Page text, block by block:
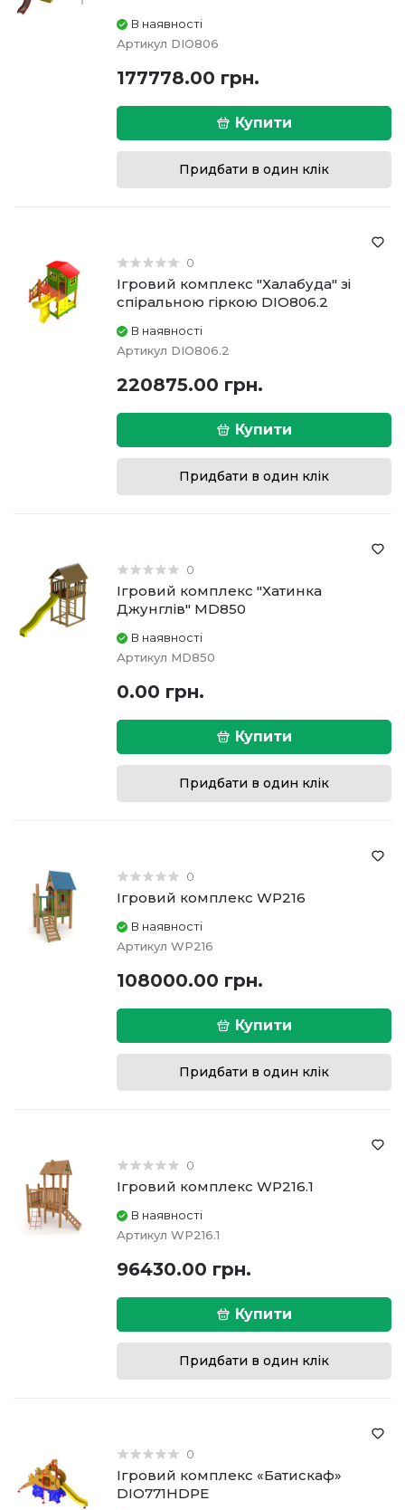
В наявності
Артикул DIO806
177778.00 грн.
Купити
Придбати в один клік
0
Ігровий комплекс "Халабуда" зі
спіральною гіркою DIO806.2
В наявності
Артикул DIO806.2
220875.00 грн.
Купити
Придбати в один клік
0
Ігровий комплекс "Хатинка
Джунглів" MD850
В наявності
Артикул MD850
0.00 грн.
Купити
Придбати в один клік
0
Ігровий комплекс WP216
В наявності
Артикул WP216
108000.00 грн.
Купити
Придбати в один клік
0
Ігровий комплекс WP216.1
В наявності
Артикул WP216.1
96430.00 грн.
Купити
Придбати в один клік
0
Ігровий комплекс «Батискаф»
DIO771HDPE